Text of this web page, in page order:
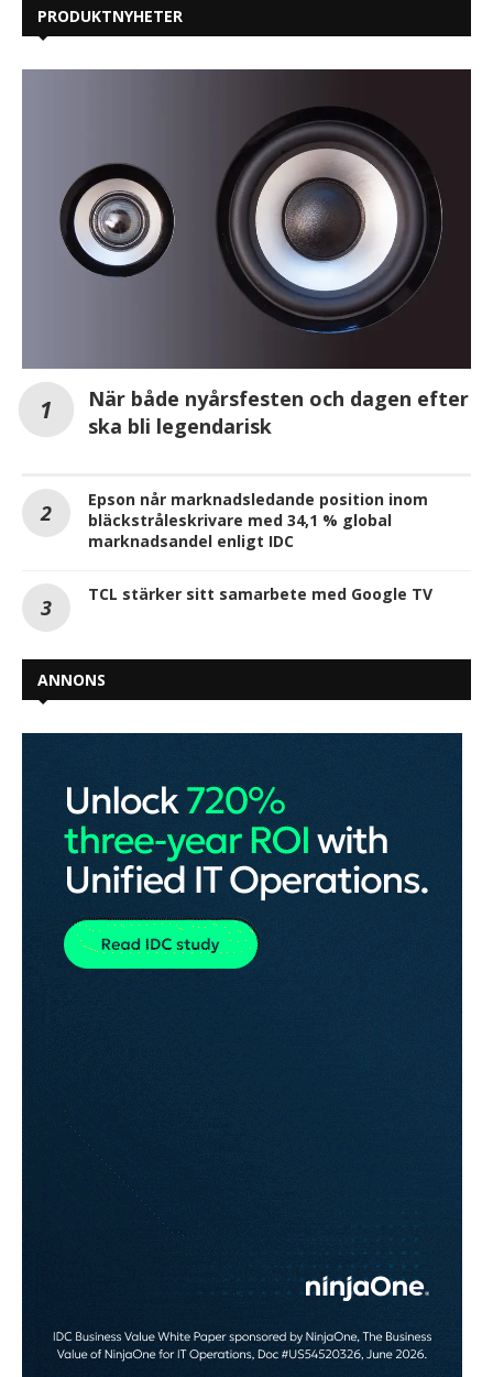
PRODUKTNYHETER
När både nyårsfesten och dagen efter
ska bli legendarisk
Epson når marknadsledande position inom
bläckstråleskrivare med 34,1 % global
marknadsandel enligt IDC
TCL stärker sitt samarbete med Google TV
ANNONS